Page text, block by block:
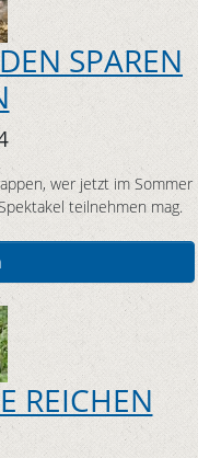
SPAREN
wer jetzt im Sommer
teilnehmen mag.
REICHEN